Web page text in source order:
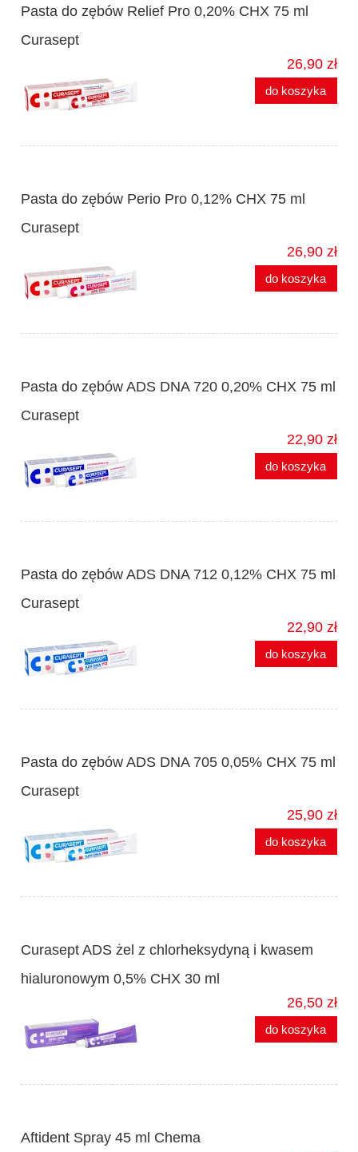
Pasta do zębów Relief Pro 0,20% CHX 75 ml
Curasept
26,90 zł
do koszyka
Pasta do zębów Perio Pro 0,12% CHX 75 ml
Curasept
26,90 zł
do koszyka
Pasta do zębów ADS DNA 720 0,20% CHX 75 ml
Curasept
22,90 zł
do koszyka
Pasta do zębów ADS DNA 712 0,12% CHX 75 ml
Curasept
22,90 zł
do koszyka
Pasta do zębów ADS DNA 705 0,05% CHX 75 ml
Curasept
25,90 zł
do koszyka
Curasept ADS żel z chlorheksydyną i kwasem
hialuronowym 0,5% CHX 30 ml
26,50 zł
do koszyka
Aftident Spray 45 ml Chema